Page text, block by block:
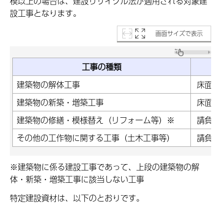
設工事となります。
画面サイズで表示
工事の種類
建築物の解体工事
床面
建築物の新築・増築工事
床面
建築物の修繕・模様替え（リフォーム等）※
請負
その他の工作物に関する工事（土木工事等）
請負
※建築物に係る建設工事であって、上段の建築物の解
体・新築・増築工事に該当しない工事
特定建設資材は、以下のとおりです。